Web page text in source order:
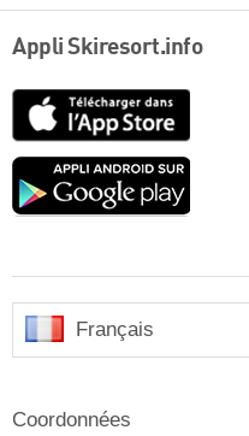
Appli Skiresort.info
Google
Français
Coordonnées